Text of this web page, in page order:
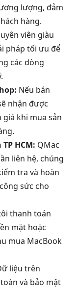
lượng, đảm
hàng.
viên giàu
pháp tối ưu để
các dòng
Nếu bán
nhận được
khi mua sản
HCM: QMac
liên hệ, chúng
tra và hoàn
sức cho
thanh toán
mặt hoặc
mua MacBook
liệu trên
và bảo mật